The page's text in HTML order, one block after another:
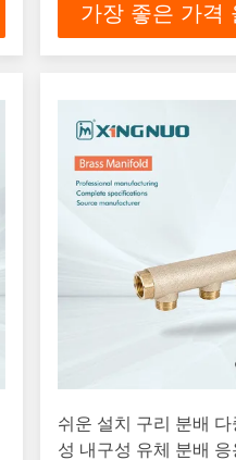
가장 좋은 가격
쉬운 설치 구리 분배
성 내구성 유체 분배 응